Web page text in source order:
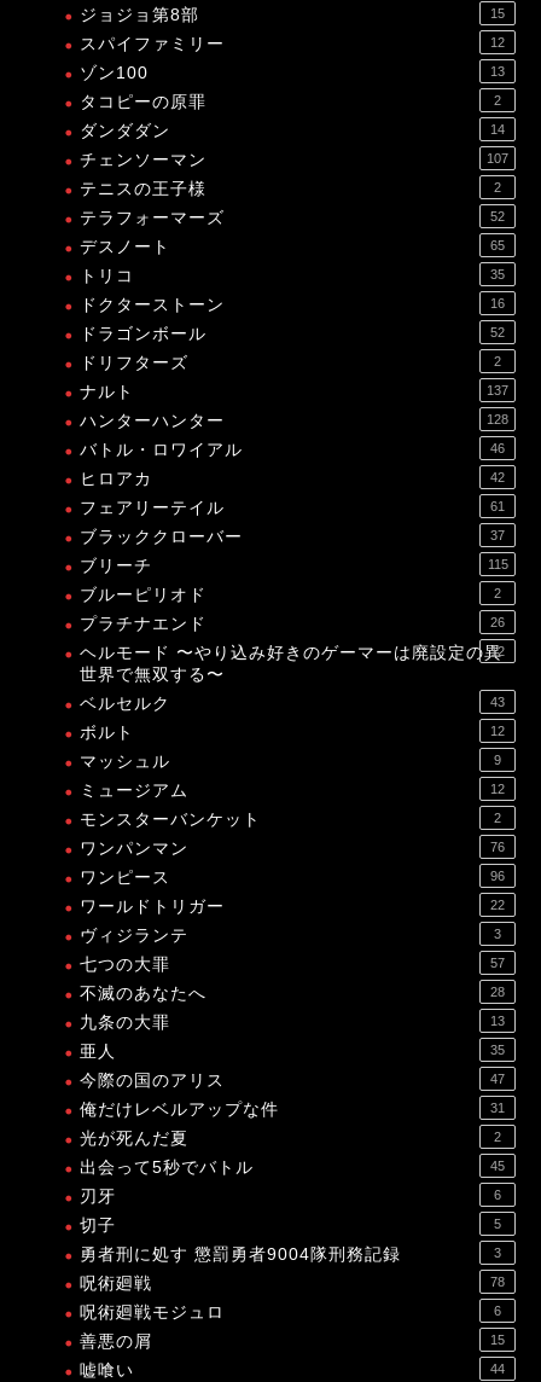
ジョジョ第8部 15
スパイファミリー 12
ゾン100 13
タコピーの原罪 2
ダンダダン 14
チェンソーマン 107
テニスの王子様 2
テラフォーマーズ 52
デスノート 65
トリコ 35
ドクターストーン 16
ドラゴンボール 52
ドリフターズ 2
ナルト 137
ハンターハンター 128
バトル・ロワイアル 46
ヒロアカ 42
フェアリーテイル 61
ブラッククローバー 37
ブリーチ 115
ブルーピリオド 2
プラチナエンド 26
ヘルモード 〜やり込み好きのゲーマーは廃設定の異
世界で無双する〜
12
ベルセルク 43
ボルト 12
マッシュル 9
ミュージアム 12
モンスターバンケット 2
ワンパンマン 76
ワンピース 96
ワールドトリガー 22
ヴィジランテ 3
七つの大罪 57
不滅のあなたへ 28
九条の大罪 13
亜人 35
今際の国のアリス 47
俺だけレベルアップな件 31
光が死んだ夏 2
出会って5秒でバトル 45
刃牙 6
切子 5
勇者刑に処す 懲罰勇者9004隊刑務記録 3
呪術廻戦 78
呪術廻戦モジュロ 6
善悪の屑 15
嘘喰い 44